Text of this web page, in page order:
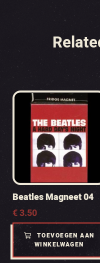
Beatles Magneet 04
€3.50
TOEVOEGEN AAN
WINKELWAGEN